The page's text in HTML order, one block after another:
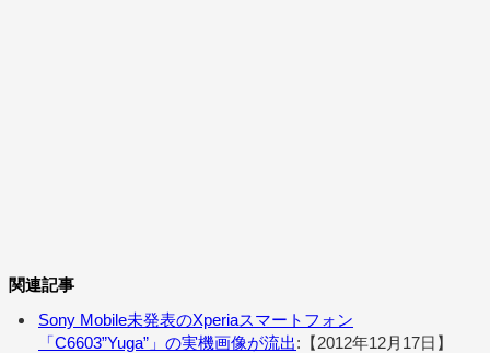
関連記事
Sony Mobile未発表のXperiaスマートフォン
「C6603”Yuga”」の実機画像が流出:【2012年12月17日】